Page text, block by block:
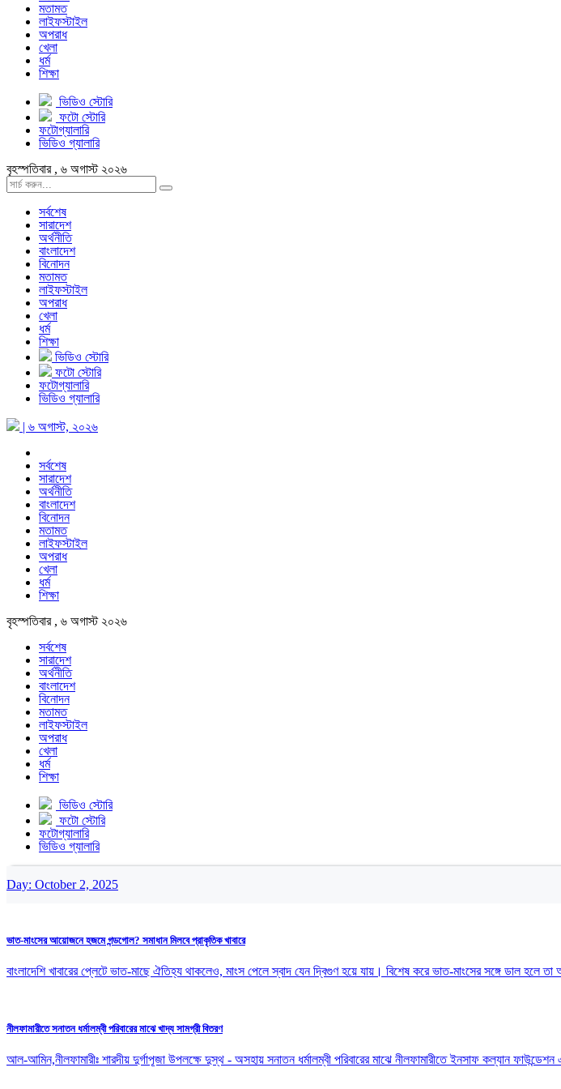
মতামত
লাইফস্টাইল
অপরাধ
খেলা
ধর্ম
শিক্ষা
ভিডিও স্টোরি
ফটো স্টোরি
ফটোগ্যালারি
ভিডিও গ্যালারি
বৃহস্পতিবার , ৬ অগাস্ট ২০২৬
সর্বশেষ
সারাদেশ
অর্থনীতি
বাংলাদেশ
বিনোদন
মতামত
লাইফস্টাইল
অপরাধ
খেলা
ধর্ম
শিক্ষা
ভিডিও স্টোরি
ফটো স্টোরি
ফটোগ্যালারি
ভিডিও গ্যালারি
| ৬ অগাস্ট, ২০২৬
সর্বশেষ
সারাদেশ
অর্থনীতি
বাংলাদেশ
বিনোদন
মতামত
লাইফস্টাইল
অপরাধ
খেলা
ধর্ম
শিক্ষা
বৃহস্পতিবার , ৬ অগাস্ট ২০২৬
সর্বশেষ
সারাদেশ
অর্থনীতি
বাংলাদেশ
বিনোদন
মতামত
লাইফস্টাইল
অপরাধ
খেলা
ধর্ম
শিক্ষা
ভিডিও স্টোরি
ফটো স্টোরি
ফটোগ্যালারি
ভিডিও গ্যালারি
Day: October 2, 2025
ভাত-মাংসের আয়োজনে হজমে গন্ডগোল? সমাধান মিলবে প্রাকৃতিক খাবারে
বাংলাদেশি খাবারের প্লেটে ভাত-মাছে ঐতিহ্য থাকলেও, মাংস পেলে স্বাদ যেন দ্বিগুণ হয়ে যায়। বিশেষ করে ভাত-মাংসের সঙ্গে ডাল হলে
নীলফামারীতে সনাতন ধর্মালম্বী পরিবারের মাঝে খাদ্য সামগ্রী বিতরণ
আল-আমিন,নীলফামারীঃ শারদীয় দুর্গাপূজা উপলক্ষে দুস্থ - অসহায় সনাতন ধর্মালম্বী পরিবারের মাঝে নীলফামারীতে ইনসাফ কল্যান